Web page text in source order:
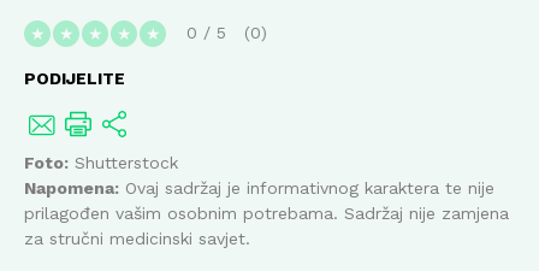
★ ★ ★ ★ ★ 0 / 5 0
PODIJELITE
Foto: Shutterstock
Napomena: Ovaj sadržaj je informativnog karaktera te nije
prilagođen vašim osobnim potrebama. Sadržaj nije zamjena
za stručni medicinski savjet.